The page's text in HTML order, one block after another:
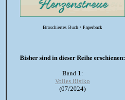
Broschiertes Buch / Paperback
Bisher sind in dieser Reihe erschienen:
Band 1:
Volles Risiko
(07/2024)